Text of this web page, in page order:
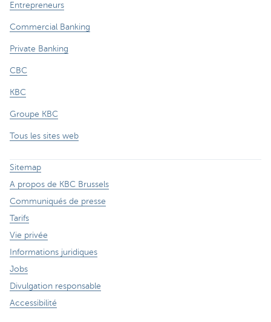
Entrepreneurs
Commercial Banking
Private Banking
CBC
KBC
Groupe KBC
Tous les sites web
Sitemap
A propos de KBC Brussels
Communiqués de presse
Tarifs
Vie privée
Informations juridiques
Jobs
Divulgation responsable
Accessibilité